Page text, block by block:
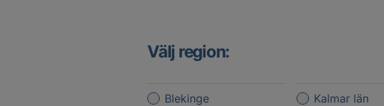
Välj region:
Blekinge Kalmar län